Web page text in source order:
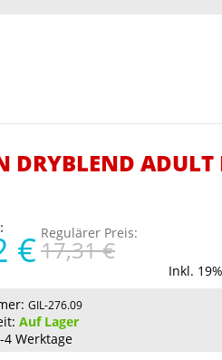
DRYBLEND ADULT
€ Regulärer Preis:
17,31 €
Inkl.
GIL-276.09
Auf Lager
Werktage